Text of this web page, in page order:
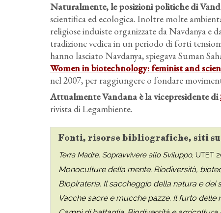
Naturalmente, le posizioni politiche di
scientifica ed ecologica. Inoltre molte
religiose induiste organizzate da Navdanya e
tradizione vedica in un periodo di forti
hanno lasciato Navdanya, spiegava Suman
Women in biotechnology: feminist and
nel 2007, per raggiungere o fondare
Attualmente Vandana è la vicepresidente di
rivista di Legambiente.
Fonti, risorse bibliografiche, siti su
Terra Madre. Sopravvivere allo Sviluppo, UTET
Monoculture della mente. Biodiversità,
Biopirateria. Il saccheggio della natura e dei
Vacche sacre e mucche pazze. Il furto delle